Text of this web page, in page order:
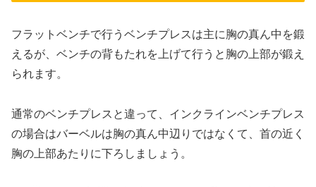
フラットベンチで行うベンチプレスは主に胸の真ん中を鍛
えるが、ベンチの背もたれを上げて行うと胸の上部が鍛え
られます。
通常のベンチプレスと違って、インクラインベンチプレス
の場合はバーベルは胸の真ん中辺りではなくて、首の近く
胸の上部あたりに下ろしましょう。